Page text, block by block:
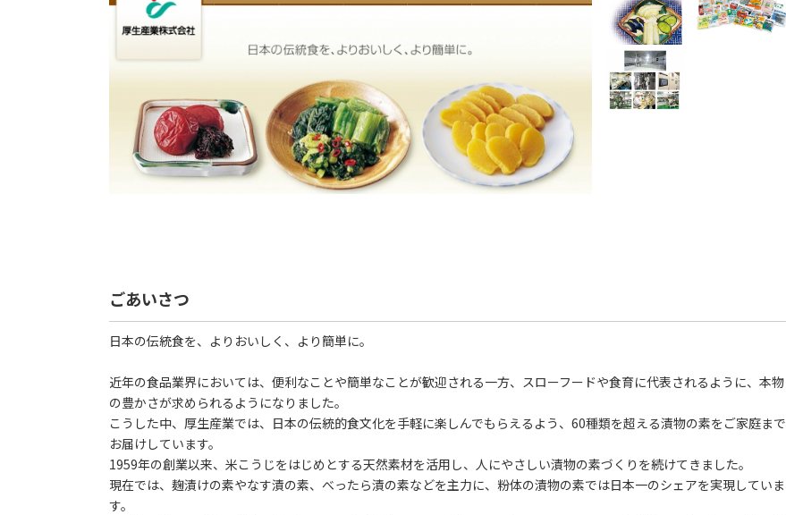
ごあいさつ
日本の伝統食を、よりおいしく、より簡単に。
近年の食品業界においては、便利なことや簡単なことが歓迎される一方、スローフードや食育に代表されるように、本物
の豊かさが求められるようになりました。
こうした中、厚生産業では、日本の伝統的食文化を手軽に楽しんでもらえるよう、60種類を超える漬物の素をご家庭まで
お届けしています。
1959年の創業以来、米こうじをはじめとする天然素材を活用し、人にやさしい漬物の素づくりを続けてきました。
現在では、麹漬けの素やなす漬の素、べったら漬の素などを主力に、粉体の漬物の素では日本一のシェアを実現していま
す。